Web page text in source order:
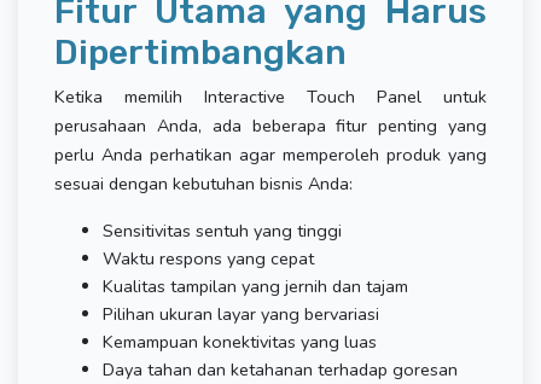
Fitur Utama yang Harus
Dipertimbangkan
Ketika memilih Interactive Touch Panel untuk
perusahaan Anda, ada beberapa fitur penting yang
perlu Anda perhatikan agar memperoleh produk yang
sesuai dengan kebutuhan bisnis Anda:
Sensitivitas sentuh yang tinggi
Waktu respons yang cepat
Kualitas tampilan yang jernih dan tajam
Pilihan ukuran layar yang bervariasi
Kemampuan konektivitas yang luas
Daya tahan dan ketahanan terhadap goresan